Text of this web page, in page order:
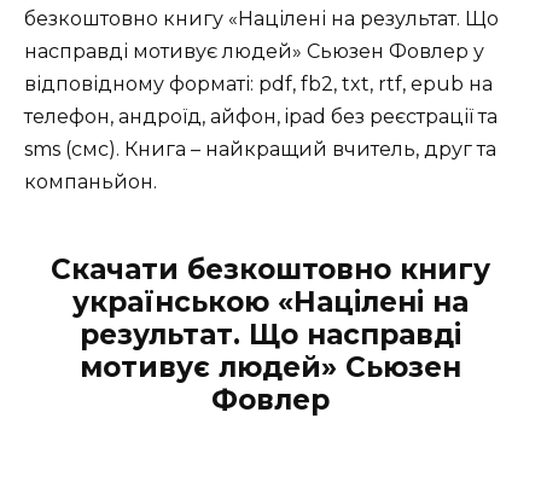
безкоштовно книгу «Націлені на результат. Що
насправді мотивує людей» Сьюзен Фовлер у
відповідному форматі: pdf, fb2, txt, rtf, epub на
телефон, андроїд, айфон, ipad без реєстрації та
sms (смс). Книга – найкращий вчитель, друг та
компаньйон.
Скачати безкоштовно книгу
українською «Націлені на
результат. Що насправді
мотивує людей» Сьюзен
Фовлер